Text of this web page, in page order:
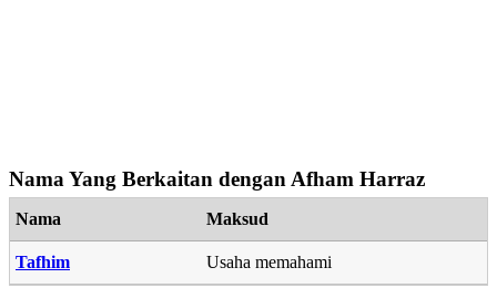
Nama Yang Berkaitan dengan Afham Harraz
Nama Maksud
Tafhim Usaha memahami